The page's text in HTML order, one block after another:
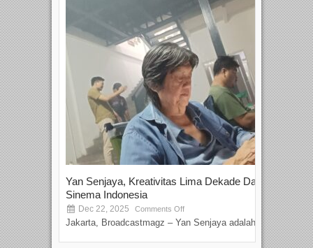
Yan Senjaya, Kreativitas Lima Dekade Dalam
Sinema Indonesia
Dec 22, 2025 Comments Off
Jakarta, Broadcastmagz – Yan Senjaya adalah...